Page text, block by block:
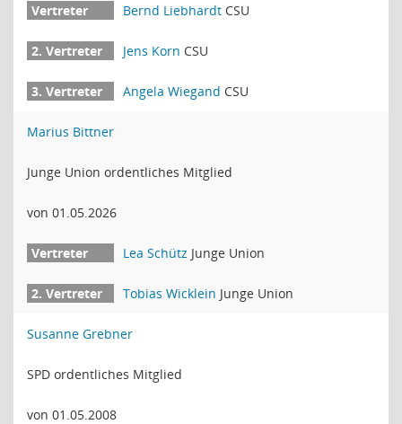
Bernd Liebhardt CSU
Jens Korn CSU
Angela Wiegand CSU
Marius Bittner
Junge Union ordentliches Mitglied
von 01.05.2026
Lea Schütz Junge Union
Tobias Wicklein Junge Union
Susanne Grebner
SPD ordentliches Mitglied
von 01.05.2008